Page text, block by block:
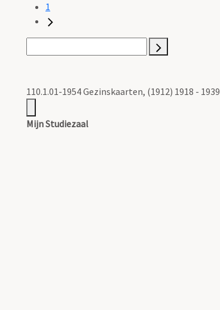
1
110.1.01-1954 Gezinskaarten, (1912) 1918 - 1939
Mijn Studiezaal